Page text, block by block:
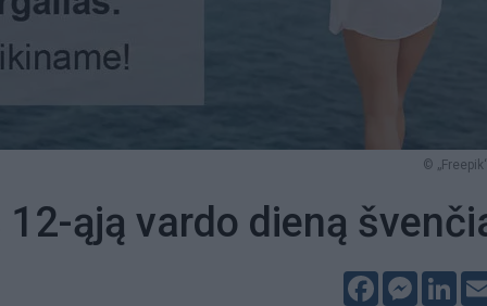
©
12-ąją vardo dieną
Facebook